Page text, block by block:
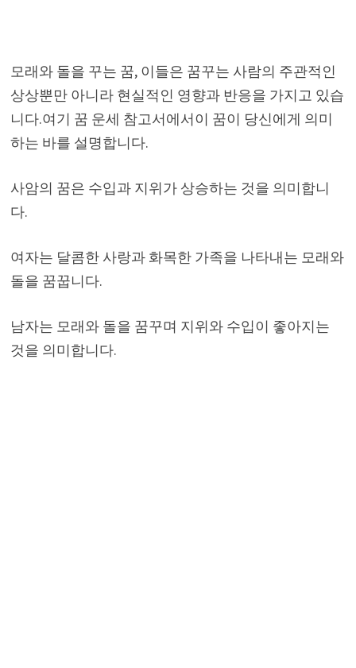
모래와 돌을 꾸는 꿈, 이들은 꿈꾸는 사람의 주관적인
상상뿐만 아니라 현실적인 영향과 반응을 가지고 있습
니다.여기 꿈 운세 참고서에서이 꿈이 당신에게 의미
하는 바를 설명합니다.
사암의 꿈은 수입과 지위가 상승하는 것을 의미합니
다.
여자는 달콤한 사랑과 화목한 가족을 나타내는 모래와
돌을 꿈꿉니다.
남자는 모래와 돌을 꿈꾸며 지위와 수입이 좋아지는
것을 의미합니다.